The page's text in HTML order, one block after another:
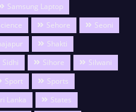
Samsung Laptop
Sehore
Seoni
Shakti
Sidhi Sihore
Silwani
Sport
Sports
Lanka
States